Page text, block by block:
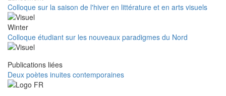
Colloque sur la saison de l'hiver en littérature et en arts visuels
Colloque étudiant sur les nouveaux paradigmes du Nord
Publications liées
Deux poètes inuites contemporaines